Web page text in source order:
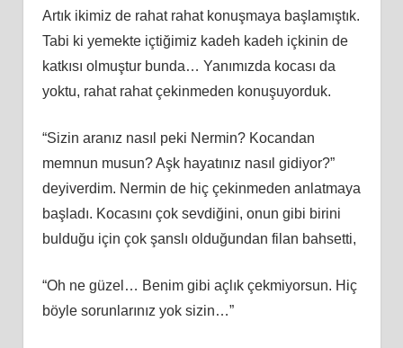
Artık ikimiz de rahat rahat konuşmaya başlamıştık.
Tabi ki yemekte içtiğimiz kadeh kadeh içkinin de
katkısı olmuştur bunda… Yanımızda kocası da
yoktu, rahat rahat çekinmeden konuşuyorduk.
“Sizin aranız nasıl peki Nermin? Kocandan
memnun musun? Aşk hayatınız nasıl gidiyor?”
deyiverdim. Nermin de hiç çekinmeden anlatmaya
başladı. Kocasını çok sevdiğini, onun gibi birini
bulduğu için çok şanslı olduğundan filan bahsetti,
“Oh ne güzel… Benim gibi açlık çekmiyorsun. Hiç
böyle sorunlarınız yok sizin…”